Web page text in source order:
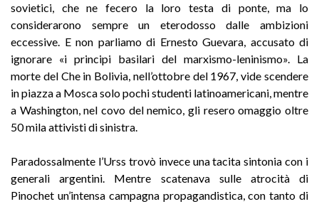
sovietici, che ne fecero la loro testa di ponte, ma lo
considerarono sempre un eterodosso dalle ambizioni
eccessive. E non parliamo di Ernesto Guevara, accusato di
ignorare «i principi basilari del marxismo-leninismo». La
morte del Che in Bolivia, nell’ottobre del 1967, vide scendere
in piazza a Mosca solo pochi studenti latinoamericani, mentre
a Washington, nel covo del nemico, gli resero omaggio oltre
50 mila attivisti di sinistra.
Paradossalmente l’Urss trovò invece una tacita sintonia con i
generali argentini. Mentre scatenava sulle atrocità di
Pinochet un’intensa campagna propagandistica, con tanto di